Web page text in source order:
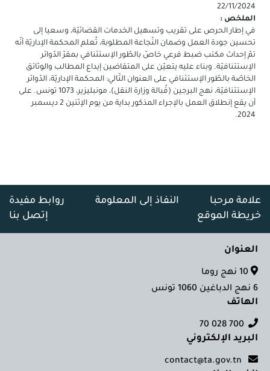
22/11/2024
الملخص :
في إطار الحرص على تقريب وتسهيل الخدمات القضائيّة، وسعيا إلى
تحسين جودة العمل وضمان النّجاعة المطلوبة، تُعلم المحكمة الإداريّة أنّه
تمّ إحداث مكتب ضبط فرعي خاصّ بالطّور الإستئنافي بمقرّ الدّوائر
الإستئنافيّة. وبناء عليه يتعيّن على المتقاضين إيداع المطالب والوثائق
الخاصّة بالطّور الإستئنافي على العنوان التّالي: المحكمة الإداريّة، الدّوائر
الإستئنافيّة، نهج البرجين (قُبالة وزارة النقل)، مونبليزير، 1073 تونس. على
أن يقع إنطلاق العمل بالإجراء المذكور بداية من يوم الإثنين 2 ديسمبر
2024.
علامة مرحبا النفاذ إلى المعلومة
روابط مفيدة
خريطة الموقع
إتصل بنا
العنوان
6 نهج الدباغين 1060 تونس
الهاتف
700 028 70
البريد الإلكتروني